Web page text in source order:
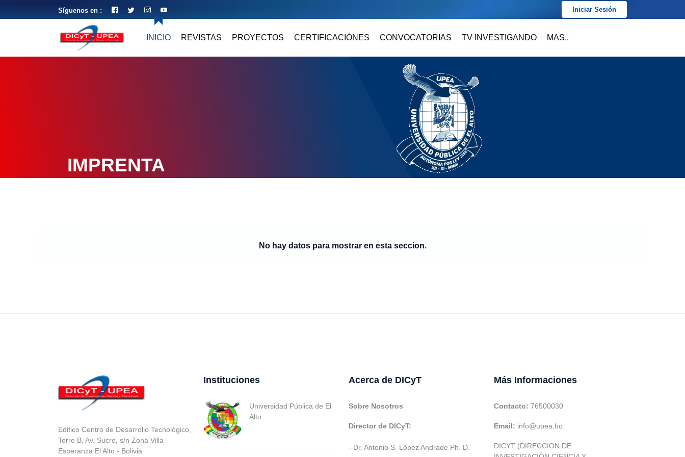
Síguenos en : Iniciar Sesión
INICIO REVISTAS PROYECTOS CERTIFICACIÓNES CONVOCATORIAS TV INVESTIGANDO MAS..
IMPRENTA
No hay datos para mostrar en esta seccion.
Edifico Centro de Desarrollo Tecnológico,
Torre B, Av. Sucre, s/n Zona Villa
Esperanza El Alto - Bolivia
Instituciones
Universidad Pública de El
Alto
Acerca de DICyT
Sobre Nosotros
Director de DICyT:
- Dr. Antonio S. López Andrade Ph. D.
Más Informaciones
Contacto: 76500030
Email: info@upea.bo
DICYT (DIRECCION DE